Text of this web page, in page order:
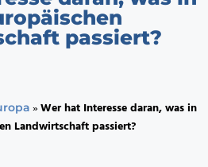
passiert?
»Wer hat Interesse daran, was in
Landwirtschaft passiert?